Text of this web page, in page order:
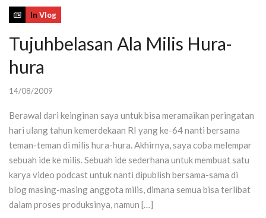
In Vlog
Tujuhbelasan Ala Milis Hura-
hura
14/08/2009
Berawal dari keinginan saya untuk bisa meramaikan peringatan
hari ulang tahun kemerdekaan RI yang ke-64 nanti bersama
teman-teman di milis hura-hura. Akhirnya, saya coba melempar
sebuah ide ke milis. Sebuah ide sederhana untuk membuat satu
karya video podcast untuk nanti dipublish bersama-sama di
blog masing-masing anggota milis, dimana semua bisa terlibat
dalam proses produksinya, namun […]